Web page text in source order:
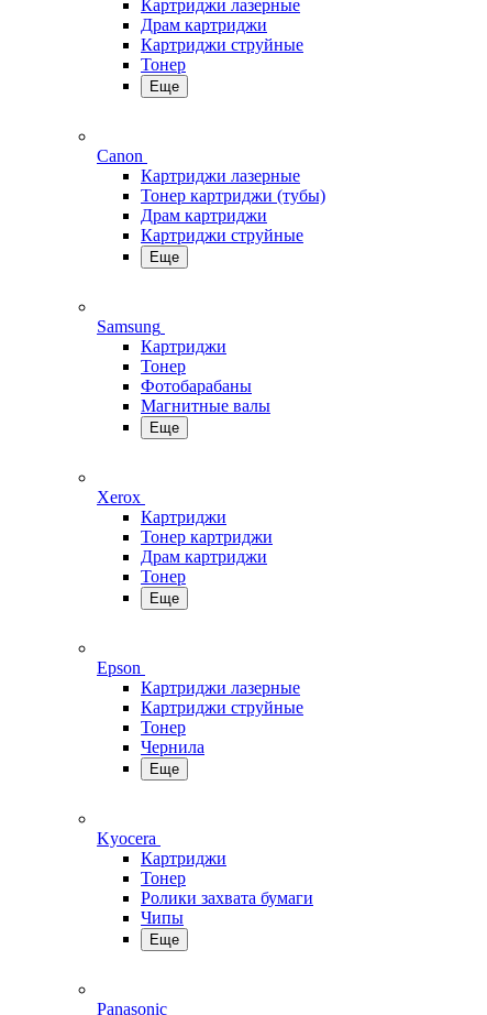
Картриджи лазерные
Драм картриджи
Картриджи струйные
Тонер
Еще
Canon
Картриджи лазерные
Тонер картриджи (тубы)
Драм картриджи
Картриджи струйные
Еще
Samsung
Картриджи
Тонер
Фотобарабаны
Магнитные валы
Еще
Xerox
Картриджи
Тонер картриджи
Драм картриджи
Тонер
Еще
Epson
Картриджи лазерные
Картриджи струйные
Тонер
Чернила
Еще
Kyocera
Картриджи
Тонер
Ролики захвата бумаги
Чипы
Еще
Panasonic